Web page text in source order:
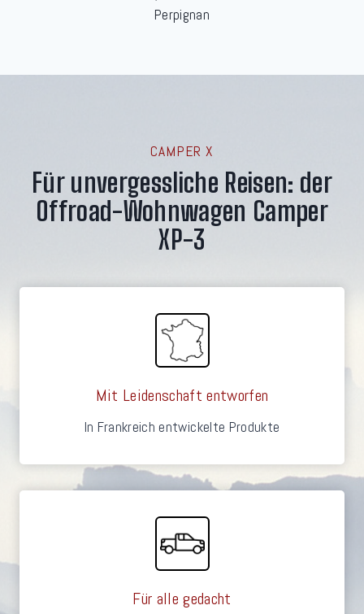
Perpignan
CAMPER X
Für unvergessliche Reisen: der
Offroad-Wohnwagen Camper
XP-3
Mit Leidenschaft entworfen
In Frankreich entwickelte Produkte
Für alle gedacht